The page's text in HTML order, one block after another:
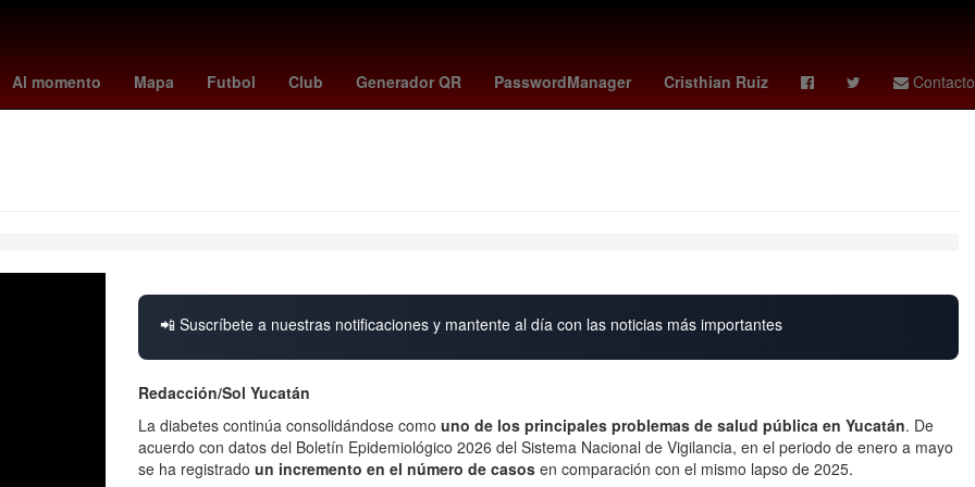
Al momento Mapa Futbol Club Generador QR PasswordManager Cristhian Ruiz Contacto
Digitalización Clima CDMX hoy estafa rodri Miguel Herrera Sydney Sweeney Lenia Batres
📲 Suscríbete a nuestras notificaciones y mantente al día con las noticias más importantes
Redacción/Sol Yucatán
La diabetes continúa consolidándose como uno de los principales problemas de salud pública en Yucatán. De
acuerdo con datos del Boletín Epidemiológico 2026 del Sistema Nacional de Vigilancia, en el periodo de enero a mayo
se ha registrado un incremento en el número de casos en comparación con el mismo lapso de 2025.